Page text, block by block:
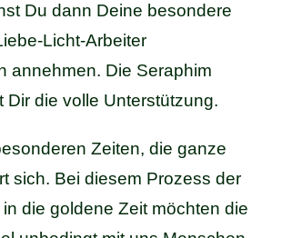
Du dann Deine besondere
Licht-Arbeiter
annehmen. Die Seraphim
Dir die volle Unterstützung.
Zeiten, die ganze
sich. Bei diesem Prozess der
die goldene Zeit möchten die